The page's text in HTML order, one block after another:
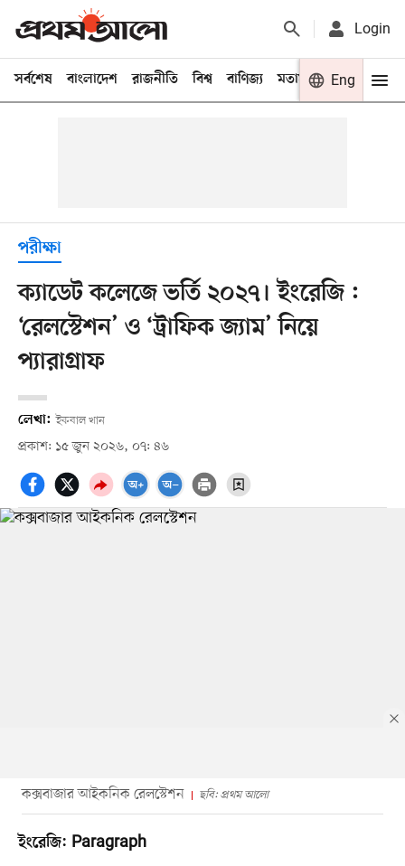
Login
সর্বশেষ বাংলাদেশ রাজনীতি বিশ্ব বাণিজ্য মতামত খেলা
Eng
পরীক্ষা
ক্যাডেট কলেজে ভর্তি ২০২৭। ইংরেজি :
‘রেলস্টেশন’ ও ‘ট্রাফিক জ্যাম’ নিয়ে
প্যারাগ্রাফ
লেখা: ইকবাল খান
প্রকাশ: ১৫ জুন ২০২৬, ০৭: ৪৬
কক্সবাজার আইকনিক রেলস্টেশন ছবি: প্রথম আলো
ইংরেজি: Paragraph